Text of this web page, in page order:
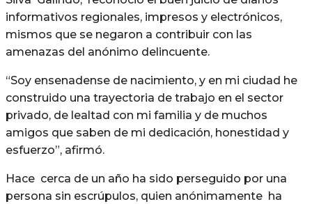
informativos regionales, impresos y electrónicos,
mismos que se negaron a contribuir con las
amenazas del anónimo delincuente.
“Soy ensenadense de nacimiento, y en mi ciudad he
construido una trayectoria de trabajo en el sector
privado, de lealtad con mi familia y de muchos
amigos que saben de mi dedicación, honestidad y
esfuerzo”, afirmó.
Hace cerca de un año ha sido perseguido por una
persona sin escrúpulos, quien anónimamente ha